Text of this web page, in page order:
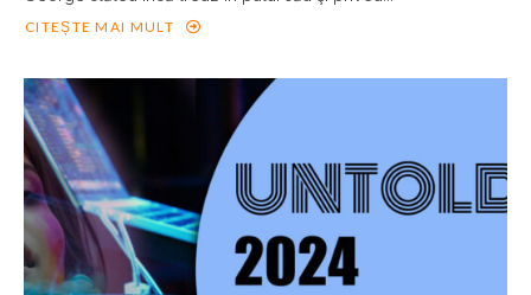
CITEȘTE MAI MULT